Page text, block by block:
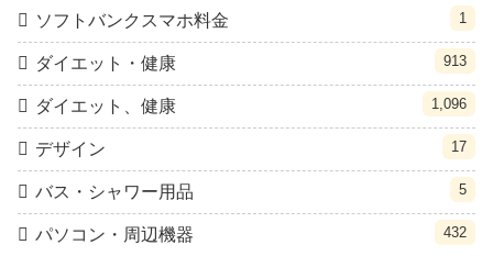
ソフトバンクスマホ料金 1
ダイエット・健康 913
ダイエット、健康 1,096
デザイン 17
バス・シャワー用品 5
パソコン・周辺機器 432